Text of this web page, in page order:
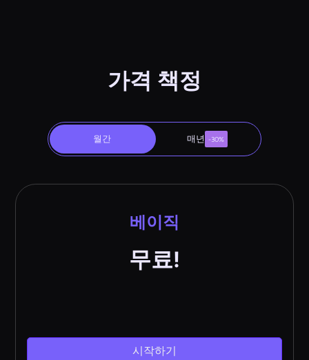
가격 책정
월간 매년 -30%
베이직
무료!
시작하기